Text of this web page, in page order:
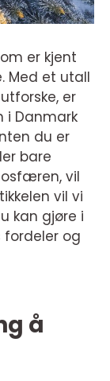
er kjent
Med et utall
er
i Danmark
du er
bare
vil
vil vi
kan gjøre i
fordeler og
å